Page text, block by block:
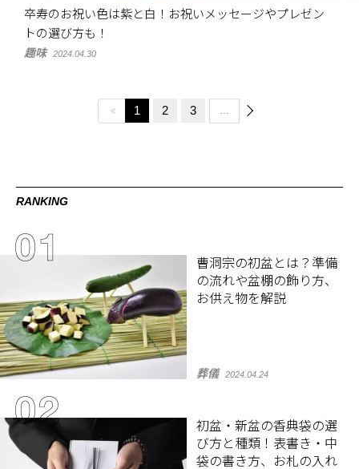
卒寿のお祝い色は紫と白！お祝いメッセージやプレゼン
トの選び方も！
趣味 2024.04.30
1 2 3
RANKING
曹洞宗の初盆とは？準備
の流れや盆棚の飾り方、
お供え物を解説
葬儀 2024.04.24
初盆・新盆の香典袋の選
び方と種類！表書き・中
袋の書き方、お札の入れ